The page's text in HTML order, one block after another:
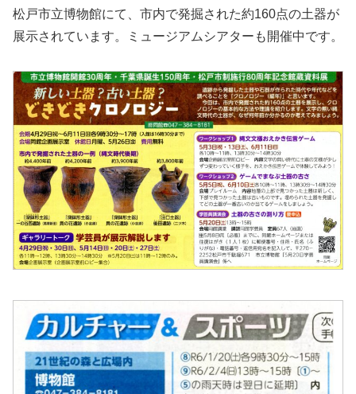
松戸市立博物館にて、市内で発掘された約160点の土器が
展示されています。ミュージアムシアターも開催中です。